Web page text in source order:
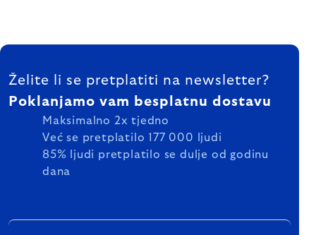
FOOTER
Želite li se pretplatiti na newsletter?
Poklanjamo vam besplatnu dostavu
Maksimalno 2x tjedno
Već se pretplatilo 177 000 ljudi
85% ljudi pretplatilo se dulje od godinu
dana